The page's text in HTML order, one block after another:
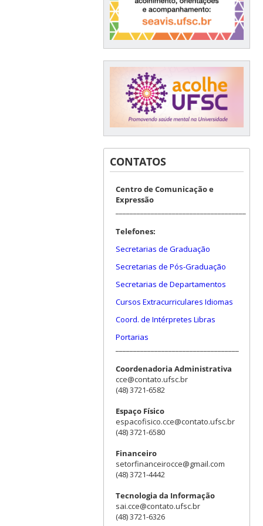
CONTATOS
Centro de Comunicação e
Expressão
Telefones:
Secretarias de Graduação
Secretarias de Pós-Graduação
Secretarias de Departamentos
Cursos Extracurriculares Idiomas
Coord. de Intérpretes Libras
Portarias
Coordenadoria Administrativa
cce@contato.ufsc.br
(48) 3721-6582
Espaço Físico
espacofisico.cce@contato.ufsc.br
(48) 3721-6580
Financeiro
setorfinanceirocce@gmail.com
(48) 3721-4442
Tecnologia da Informação
sai.cce@contato.ufsc.br
(48) 3721-6326